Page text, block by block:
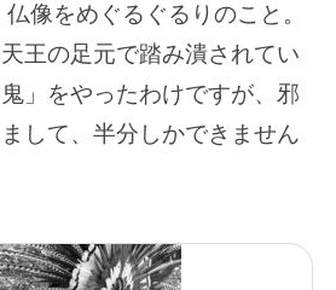
像をめぐるぐるりのこと。
王の足元で踏み潰されてい
」をやったわけですが、邪
して、半分しかできません